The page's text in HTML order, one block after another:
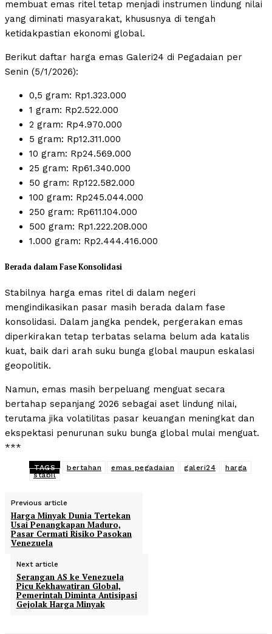
membuat emas ritel tetap menjadi instrumen lindung nilai
yang diminati masyarakat, khususnya di tengah
ketidakpastian ekonomi global.
Berikut daftar harga emas Galeri24 di Pegadaian per
Senin (5/1/2026):
0,5 gram: Rp1.323.000
1 gram: Rp2.522.000
2 gram: Rp4.970.000
5 gram: Rp12.311.000
10 gram: Rp24.569.000
25 gram: Rp61.340.000
50 gram: Rp122.582.000
100 gram: Rp245.044.000
250 gram: Rp611.104.000
500 gram: Rp1.222.208.000
1.000 gram: Rp2.444.416.000
Berada dalam Fase Konsolidasi
Stabilnya harga emas ritel di dalam negeri
mengindikasikan pasar masih berada dalam fase
konsolidasi. Dalam jangka pendek, pergerakan emas
diperkirakan tetap terbatas selama belum ada katalis
kuat, baik dari arah suku bunga global maupun eskalasi
geopolitik.
Namun, emas masih berpeluang menguat secara
bertahap sepanjang 2026 sebagai aset lindung nilai,
terutama jika volatilitas pasar keuangan meningkat dan
ekspektasi penurunan suku bunga global mulai menguat.
***
TAGS bertahan emas pegadaian galeri24
harga
stabil
Previous article
Harga Minyak Dunia Tertekan
Usai Penangkapan Maduro,
Pasar Cermati Risiko Pasokan
Venezuela
Next article
Serangan AS ke Venezuela
Picu Kekhawatiran Global,
Pemerintah Diminta Antisipasi
Gejolak Harga Minyak